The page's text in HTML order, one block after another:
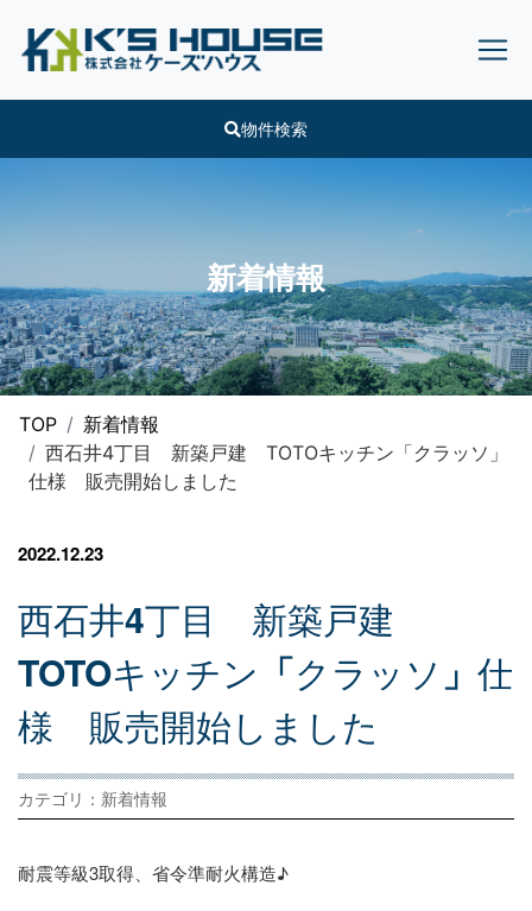
物件検索
新着情報
TOP
新着情報
西石井4丁目 新築戸建 TOTOキッチン「クラッソ」
仕様 販売開始しました
2022.12.23
西石井4丁目 新築戸建
TOTOキ ッチン 「ク ラ ッ ソ 」 仕
様
販売開始し ま した
カテゴリ：新着情報
耐震等級3取得、省令準耐火構造♪